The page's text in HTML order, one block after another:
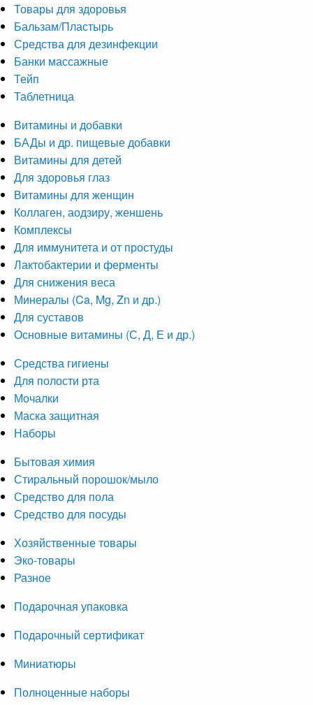
Товары для здоровья
Бальзам/Пластырь
Средства для дезинфекции
Банки массажные
Тейп
Таблетница
Витамины и добавки
БАДы и др. пищевые добавки
Витамины для детей
Для здоровья глаз
Витамины для женщин
Коллаген, аодзиру, женшень
Комплексы
Для иммунитета и от простуды
Лактобактерии и ферменты
Для снижения веса
Минералы (Ca, Mg, Zn и др.)
Для суставов
Основные витамины (С, Д, Е и др.)
Средства гигиены
Для полости рта
Мочалки
Маска защитная
Наборы
Бытовая химия
Стиральный порошок/мыло
Средство для пола
Средство для посуды
Хозяйственные товары
Эко-товары
Разное
Подарочная упаковка
Подарочный сертификат
Миниатюры
Полноценные наборы